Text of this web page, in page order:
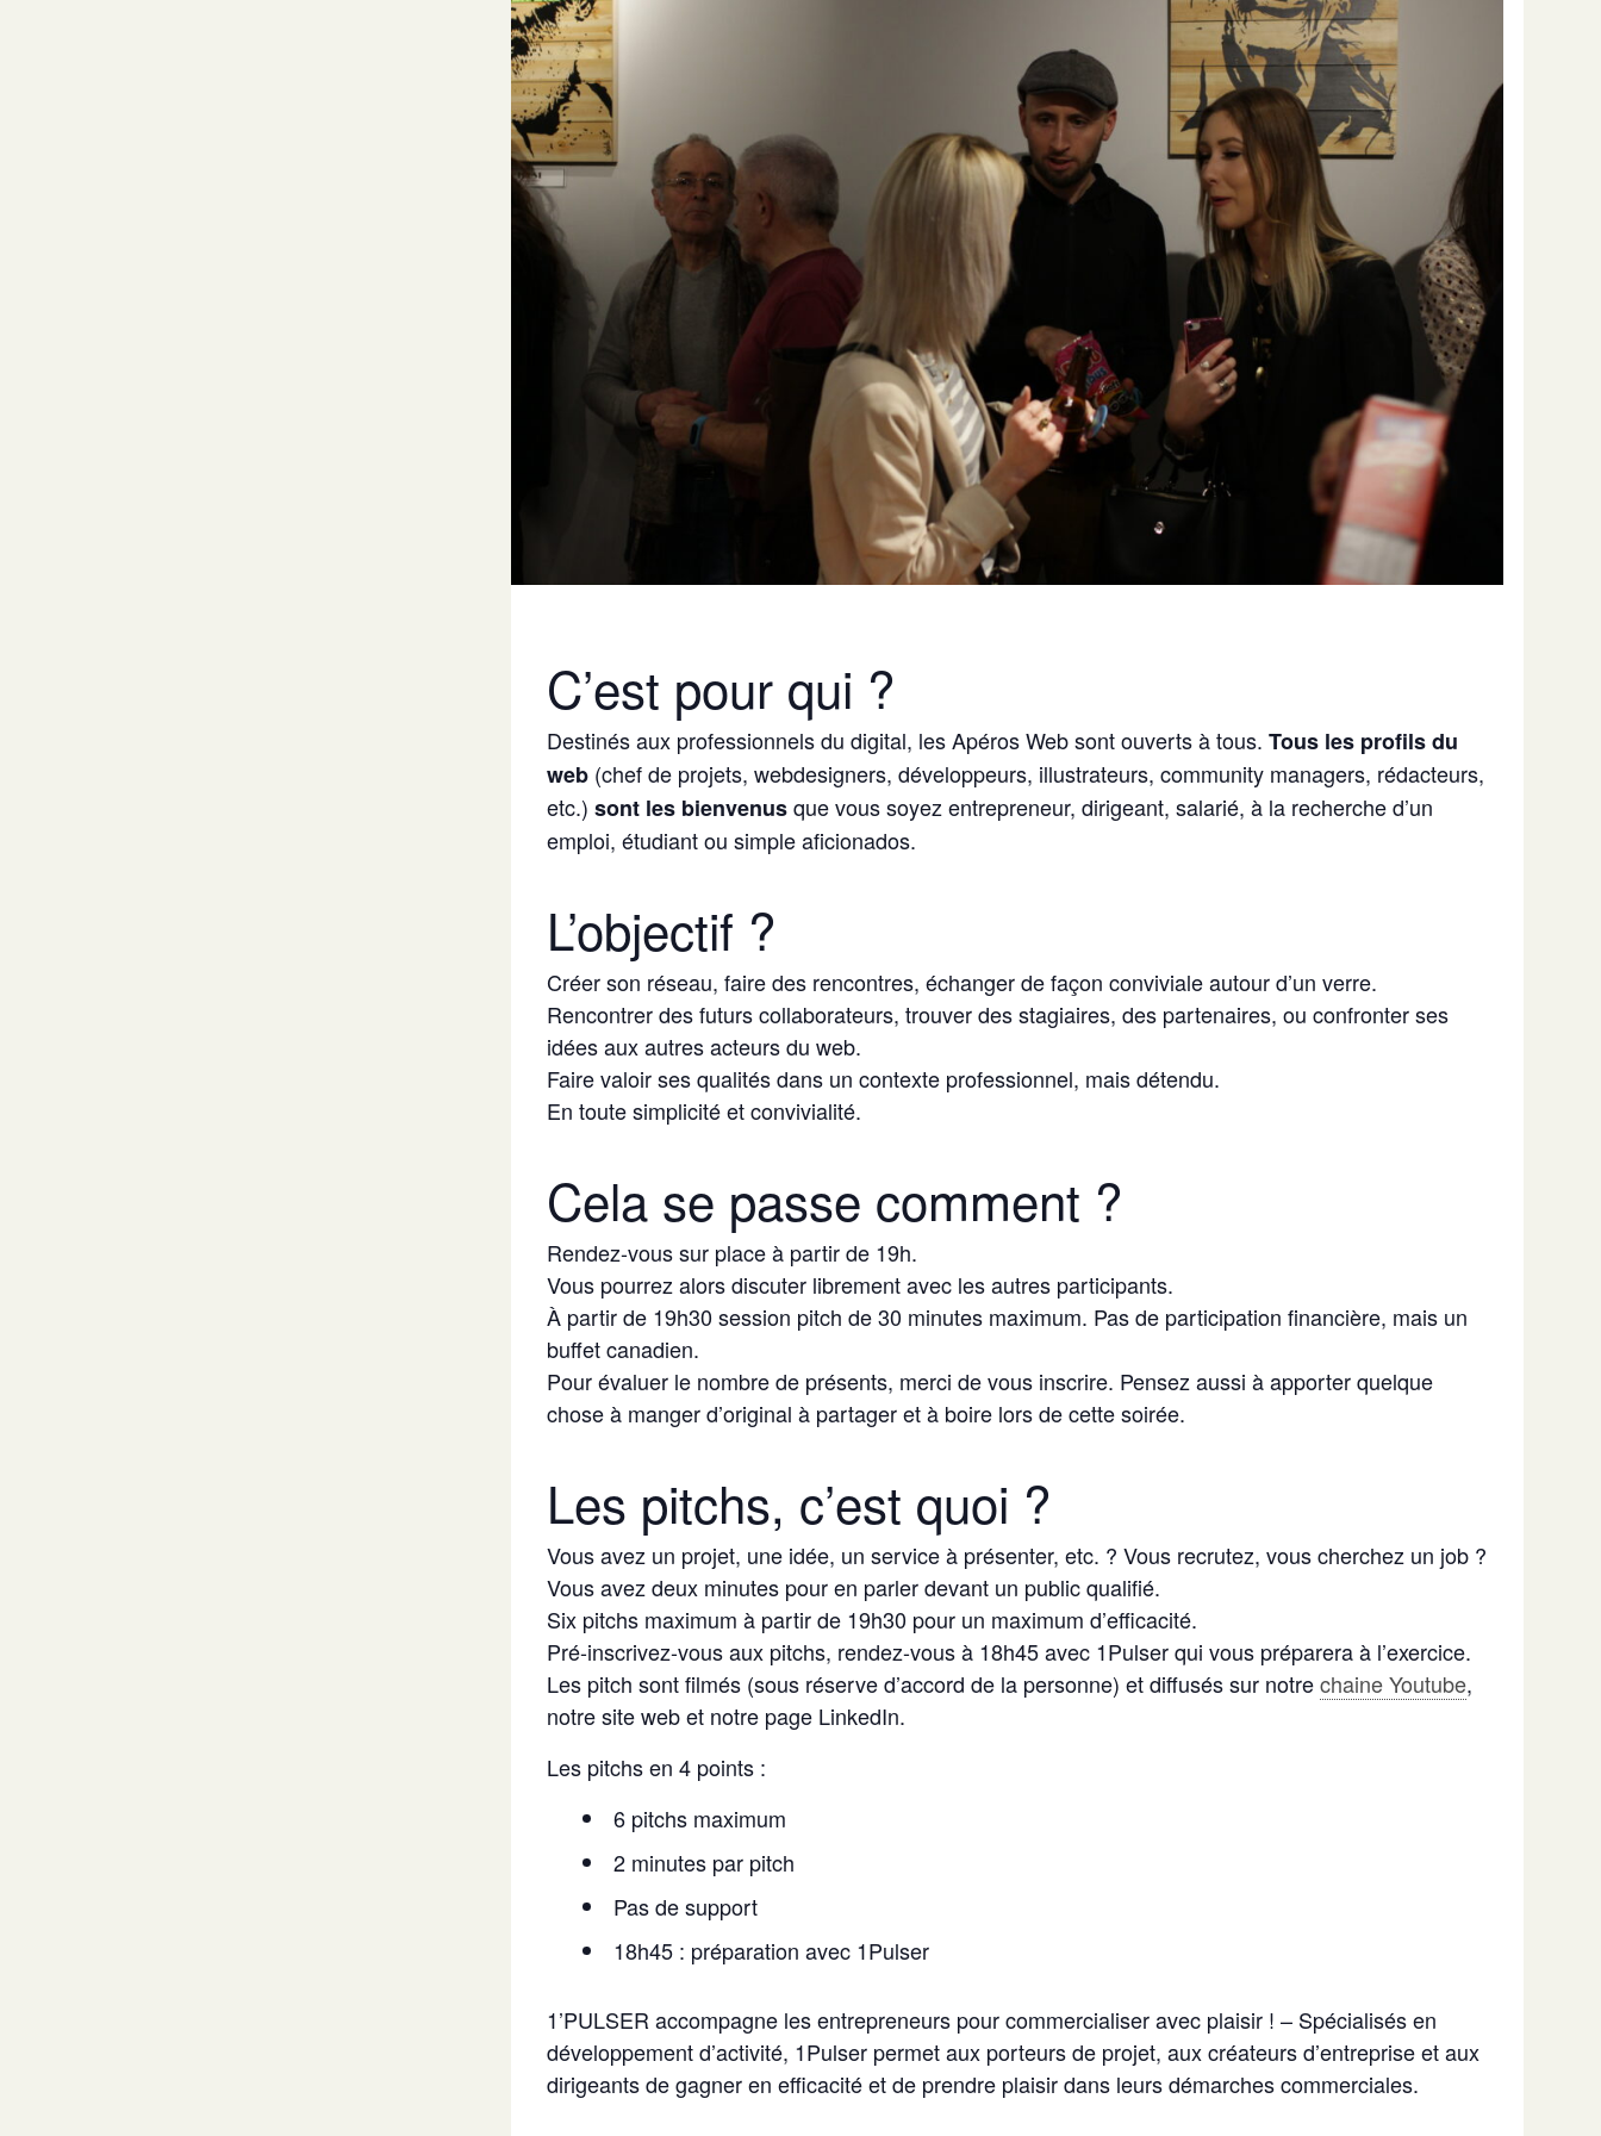
C’est pour qui ?
Destinés aux professionnels du digital, les Apéros Web sont ouverts à tous.Tous les profils du
web (chef de projets, webdesigners, développeurs, illustrateurs, community managers, rédacteurs,
etc.)sont les bienvenusque vous soyez entrepreneur, dirigeant, salarié, à la recherche d’un
emploi, étudiant ou simple aficionados.
L’objectif ?
Créer son réseau, faire des rencontres, échanger de façon conviviale autour d’un verre.
Rencontrer des futurs collaborateurs, trouver des stagiaires, des partenaires, ou confronter ses
idées aux autres acteurs du web.
Faire valoir ses qualités dans un contexte professionnel, mais détendu.
En toute simplicité et convivialité.
Cela se passe comment ?
Rendez-vous sur place à partir de 19h.
Vous pourrez alors discuter librement avec les autres participants.
À partir de 19h30 session pitch de 30 minutes maximum. Pas de participation financière, mais un
buffet canadien.
Pour évaluer le nombre de présents, merci de vous inscrire. Pensez aussi à apporter quelque
chose à manger d’original à partager et à boire lors de cette soirée.
Les pitchs, c’est quoi ?
Vous avez un projet, une idée, un service à présenter, etc. ? Vous recrutez, vous cherchez un job ?
Vous avez deux minutes pour en parler devant un public qualifié.
Six pitchs maximum à partir de 19h30 pour un maximum d’efficacité.
Pré-inscrivez-vous aux pitchs, rendez-vous à 18h45 avec 1Pulser qui vous préparera à l’exercice.
Les pitch sont filmés (sous réserve d’accord de la personne) et diffusés sur notrechaine Youtube,
notre site web et notre page LinkedIn.
Les pitchs en 4 points :
6 pitchs maximum
2 minutes par pitch
Pas de support
18h45 : préparation avec 1Pulser
1’PULSER accompagne les entrepreneurs pour commercialiser avec plaisir ! – Spécialisés en
développement d’activité, 1Pulser permet aux porteurs de projet, aux créateurs d’entreprise et aux
dirigeants de gagner en efficacité et de prendre plaisir dans leurs démarches commerciales.